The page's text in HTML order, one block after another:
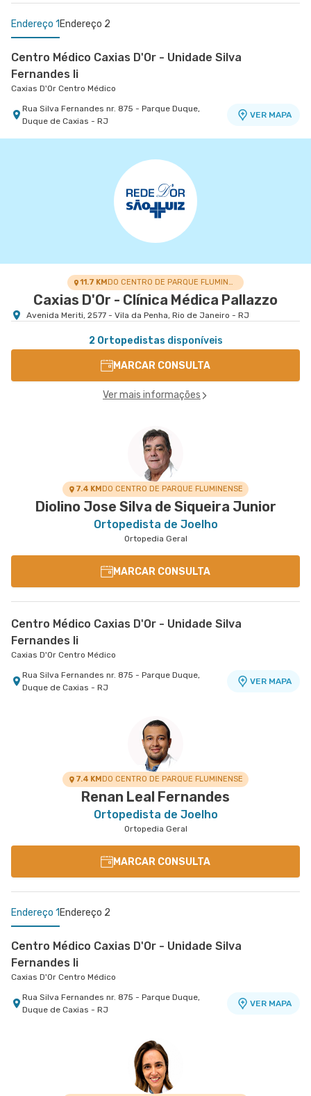
Endereço 1 Endereço 2
Centro Médico Caxias D'Or - Unidade Silva
Fernandes Ii
Caxias D'Or Centro Médico
Rua Silva Fernandes nr. 875 - Parque Duque,
Duque de Caxias - RJ
VER MAPA
Centro Médico Rios D'Or- Unidade Taquara
Estrada Dos Bandeirantes nr. 363 - Taquara
Jacarepagua, Rio de Janeiro - RJ
11.7 KM DO CENTRO DE PARQUE FLUMINENSE
Caxias D'Or - Clínica Médica Pallazzo
Avenida Meriti, 2577 - Vila da Penha, Rio de Janeiro - RJ
2 Ortopedistas disponíveis
MARCAR CONSULTA
Ver mais informações
7.4 KMDO CENTRO DE PARQUE FLUMINENSE
Diolino Jose Silva de Siqueira Junior
Ortopedista de Joelho
Ortopedia Geral
MARCAR CONSULTA
Centro Médico Caxias D'Or - Unidade Silva
Fernandes Ii
Caxias D'Or Centro Médico
Rua Silva Fernandes nr. 875 - Parque Duque,
Duque de Caxias - RJ
VER MAPA
7.4 KMDO CENTRO DE PARQUE FLUMINENSE
Renan Leal Fernandes
Ortopedista de Joelho
Ortopedia Geral
MARCAR CONSULTA
Endereço 1 Endereço 2
Centro Médico Caxias D'Or - Unidade Silva
Fernandes Ii
Caxias D'Or Centro Médico
Rua Silva Fernandes nr. 875 - Parque Duque,
Duque de Caxias - RJ
VER MAPA
Rua Mariz e Barros nr. 550 - Icarai, Niteroi - RJ